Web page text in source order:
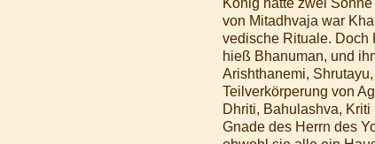
von Mitadhvaja war
vedische Rituale. Doch
hieß Bhanuman, und
Arishthanemi,
Teilverkörperung von
Dhriti, Bahulashva,
Gnade des Herrn des